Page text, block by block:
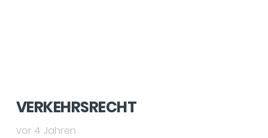
VERKEHRSRECHT
vor 4 Jahren